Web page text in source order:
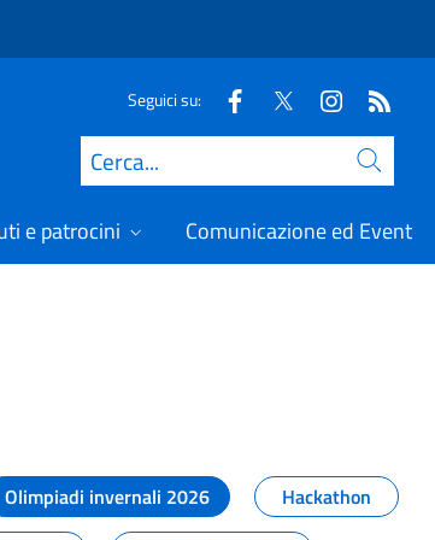
Seguici su:
Cerca
e patrocini Comunicazione ed Eventi
Olimpiadi invernali 2026
Hackathon